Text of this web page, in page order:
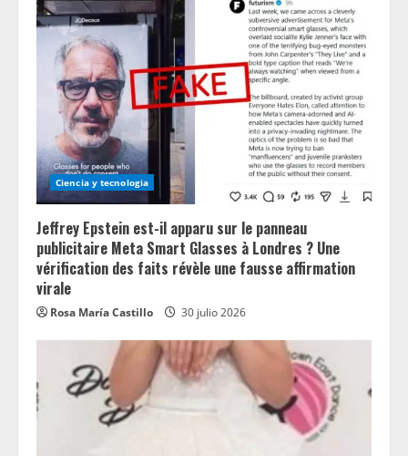
Ciencia y tecnologia
Jeffrey Epstein est-il apparu sur le panneau
publicitaire Meta Smart Glasses à Londres ? Une
vérification des faits révèle une fausse affirmation
virale
Rosa María Castillo 30 julio 2026